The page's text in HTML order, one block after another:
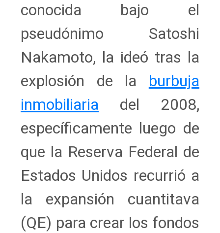
conocida bajo el
pseudónimo Satoshi
Nakamoto, la ideó tras la
explosión de la burbuja
inmobiliaria del 2008,
específicamente luego de
que la Reserva Federal de
Estados Unidos recurrió a
la expansión cuantitava
(QE) para crear los fondos